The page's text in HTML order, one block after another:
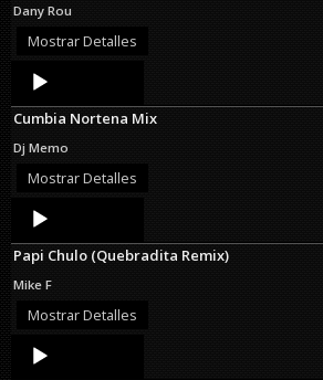
Dany Rou
Mostrar Detalles
Audio
Player
Cumbia Nortena Mix
Dj Memo
Mostrar Detalles
Audio
Player
Papi Chulo (Quebradita Remix)
Mike F
Mostrar Detalles
Audio
Player